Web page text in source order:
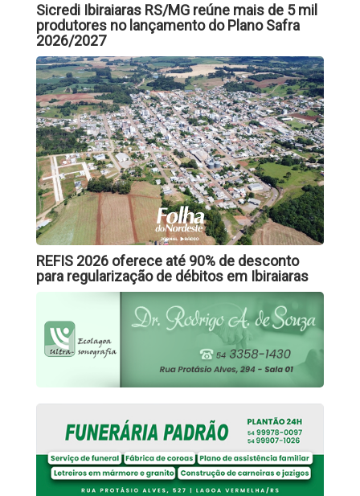
Sicredi Ibiraiaras RS/MG reúne mais de 5 mil
produtores no lançamento do Plano Safra
2026/2027
REFIS 2026 oferece até 90% de desconto
para regularização de débitos em Ibiraiaras